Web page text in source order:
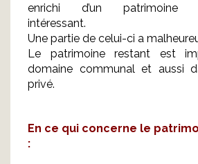
enrichi d’un patrimoine
intéressant.
Une partie de celui-ci a
Le patrimoine restant est
domaine communal et aussi
privé.
En ce qui concerne le
: